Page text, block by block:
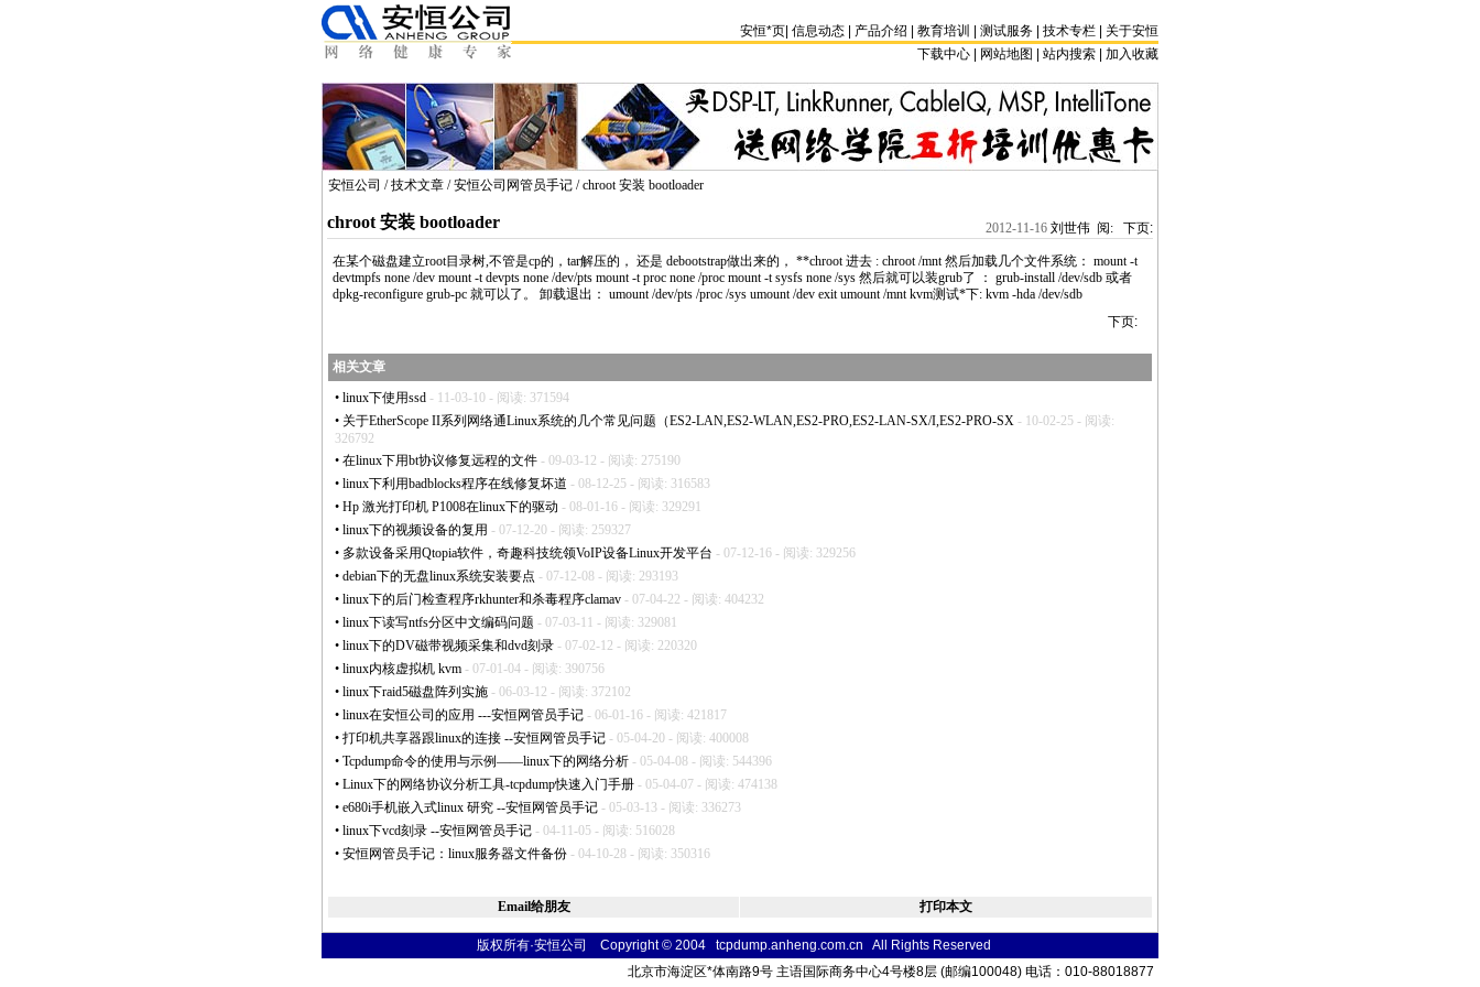
安恒*页 信息动态 产品介绍 教育培训 测试服务 技术专栏
关于安恒
下载中心 | 网站地图 | 站内搜索 加入收藏
安恒公司 /技术文章 /安恒公司网管员手记 / chroot 安装 bootloader
2012-11-16 刘世伟 阅: 下页:
chroot 安装 bootloader
在某个磁盘建立root目录树,不管是cp的，tar解压的， 还是 debootstrap做出来的， **chroot 进去 : chroot /mnt 然后加载几个文件系统： mount -t
devtmpfs none /dev mount -t devpts none /dev/pts mount -t proc none /proc mount -t sysfs none /sys 然后就可以装grub了 ： grub-install /dev/sdb 或者
dpkg-reconfigure grub-pc 就可以了。 卸载退出： umount /dev/pts /proc /sys umount /dev exit umount /mnt kvm测试*下: kvm -hda /dev/sdb
下页:
相关文章
• linux下使用ssd - 11-03-10 - 阅读: 371594
• 关于EtherScope II系列网络通Linux系统的几个常见问题（ES2-LAN,ES2-WLAN,ES2-PRO,ES2-LAN-SX/I,ES2-PRO-SX - 10-02-25 - 阅读:
326792
• 在linux下用bt协议修复远程的文件 - 09-03-12 - 阅读: 275190
• linux下利用badblocks程序在线修复坏道 - 08-12-25 - 阅读: 316583
• Hp 激光打印机 P1008在linux下的驱动 - 08-01-16 - 阅读: 329291
• linux下的视频设备的复用 - 07-12-20 - 阅读: 259327
• 多款设备采用Qtopia软件，奇趣科技统领VoIP设备Linux开发平台 - 07-12-16 - 阅读: 329256
• debian下的无盘linux系统安装要点 - 07-12-08 - 阅读: 293193
• linux下的后门检查程序rkhunter和杀毒程序clamav - 07-04-22 - 阅读: 404232
• linux下读写ntfs分区中文编码问题 - 07-03-11 - 阅读: 329081
• linux下的DV磁带视频采集和dvd刻录 - 07-02-12 - 阅读: 220320
• linux内核虚拟机 kvm - 07-01-04 - 阅读: 390756
• linux下raid5磁盘阵列实施 - 06-03-12 - 阅读: 372102
• linux在安恒公司的应用 ---安恒网管员手记 - 06-01-16 - 阅读: 421817
• 打印机共享器跟linux的连接 --安恒网管员手记 - 05-04-20 - 阅读: 400008
• Tcpdump命令的使用与示例——linux下的网络分析 - 05-04-08 - 阅读: 544396
• Linux下的网络协议分析工具-tcpdump快速入门手册 - 05-04-07 - 阅读: 474138
• e680i手机嵌入式linux 研究 --安恒网管员手记 - 05-03-13 - 阅读: 336273
• linux下vcd刻录 --安恒网管员手记 - 04-11-05 - 阅读: 516028
• 安恒网管员手记：linux服务器文件备份 - 04-10-28 - 阅读: 350316
Email给朋友 打印本文
版权所有·安恒公司 Copyright © 2004 tcpdump.anheng.com.cn All Rights Reserved
北京市海淀区*体南路9号 主语国际商务中心4号楼8层 (邮编100048) 电话：010-88018877